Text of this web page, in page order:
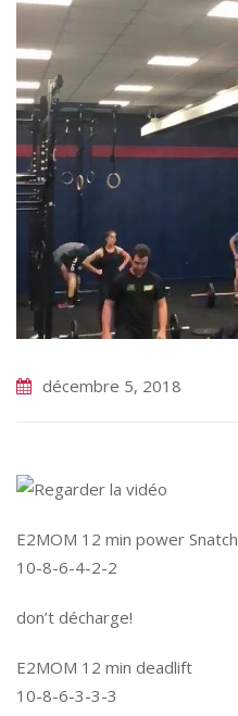
décembre 5, 2018
E2MOM 12 min power Snatch
10-8-6-4-2-2
don’t décharge!
E2MOM 12 min deadlift
10-8-6-3-3-3